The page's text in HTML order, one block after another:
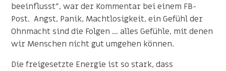
beeinflusst", war der Kommentar bei einem FB-
Post. Angst, Panik, Machtlosigkeit, ein Gefühl der
Ohnmacht sind die Folgen ... alles Gefühle, mit denen
wir Menschen nicht gut umgehen können.
Die freigesetzte Energie ist so stark, dass